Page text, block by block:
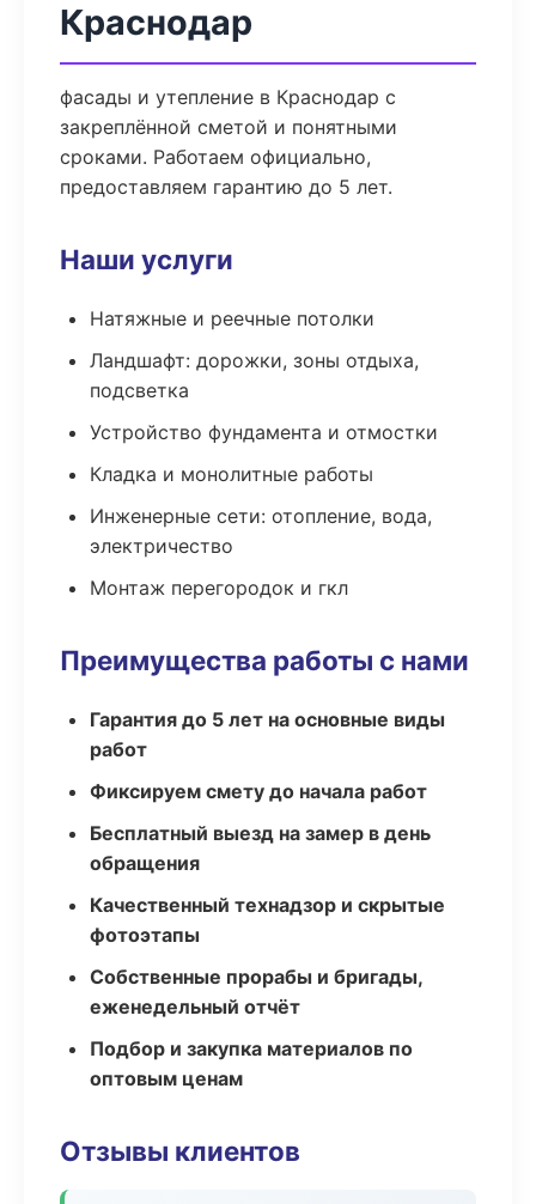
Краснодар
фасады и утепление в Краснодар с
закреплённой сметой и понятными
сроками. Работаем официально,
предоставляем гарантию до 5 лет.
Наши услуги
Натяжные и реечные потолки
Ландшафт: дорожки, зоны отдыха,
подсветка
Устройство фундамента и отмостки
Кладка и монолитные работы
Инженерные сети: отопление, вода,
электричество
Монтаж перегородок и гкл
Преимущества работы с нами
Гарантия до 5 лет на основные виды
работ
Фиксируем смету до начала работ
Бесплатный выезд на замер в день
обращения
Качественный технадзор и скрытые
фотоэтапы
Собственные прорабы и бригады,
еженедельный отчёт
Подбор и закупка материалов по
оптовым ценам
Отзывы клиентов